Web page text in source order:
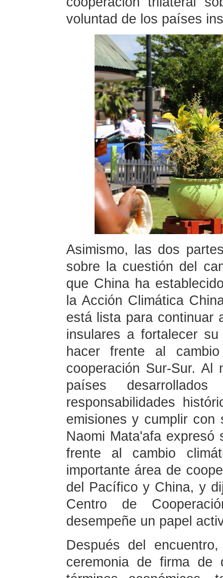
voluntad de los países
Asimismo, las dos
sobre la cuestión del
que China ha
la Acción Climática
está lista para continuar
insulares a fortalecer
hacer frente al
cooperación Sur-Sur.
países
responsabilidades
emisiones y cumplir con
Naomi Mata'afa expresó
frente al cambio
importante área de
del Pacífico y China, y
Centro de
desempeñe un papel
Después del
ceremonia de firma de